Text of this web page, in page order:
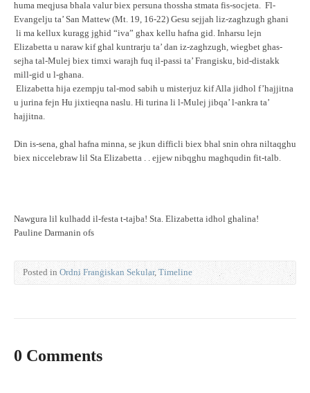
huma meqjusa bhala valur biex persuna thossha stmata fis-socjeta. Fl-
Evangelju ta’ San Mattew (Mt. 19, 16-22) Gesu sejjah liz-zaghzugh ghani
li ma kellux kuragg jghid “iva” ghax kellu hafna gid. Inharsu lejn
Elizabetta u naraw kif ghal kuntrarju ta’ dan iz-zaghzugh, wiegbet ghas-
sejha tal-Mulej biex timxi warajh fuq il-passi ta’ Frangisku, bid-distakk
mill-gid u l-ghana.
Elizabetta hija ezempju tal-mod sabih u misterjuz kif Alla jidhol f’hajjitna
u jurina fejn Hu jixtieqna naslu. Hi turina li l-Mulej jibqa’ l-ankra ta’
hajjitna.
Din is-sena, ghal hafna minna, se jkun difficli biex bhal snin ohra niltaqghu
biex niccelebraw lil Sta Elizabetta . . ejjew nibqghu maghqudin fit-talb.
Nawgura lil kulhadd il-festa t-tajba! Sta. Elizabetta idhol ghalina!
Pauline Darmanin ofs
Posted in Ordni Franġiskan Sekular,Timeline
0 Comments